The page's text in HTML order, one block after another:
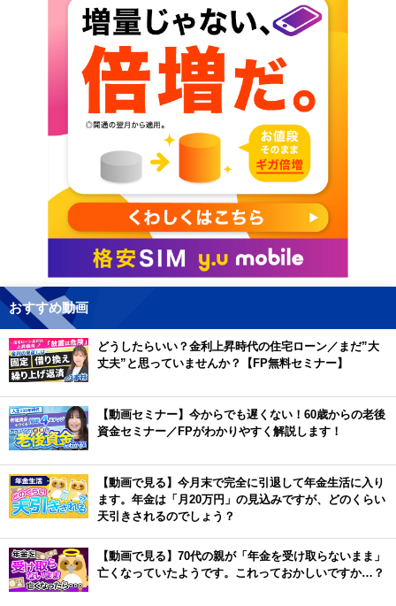
おすすめ動画
どうしたらいい？金利上昇時代の住宅ローン／まだ”大
丈夫”と思っていませんか？【FP無料セミナー】
【動画セミナー】今からでも遅くない！60歳からの老後
資金セミナー／FPがわかりやすく解説します！
【動画で見る】今月末で完全に引退して年金生活に入り
ます。年金は「月20万円」の見込みですが、どのくらい
天引きされるのでしょう？
【動画で見る】70代の親が「年金を受け取らないまま」
亡くなっていたようです。これっておかしいですか…？